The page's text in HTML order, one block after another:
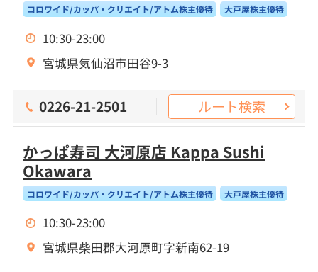
コロワイド/カッパ・クリエイト/アトム株主優待 大戸屋株主優待
10:30-23:00
宮城県気仙沼市田谷9-3
0226-21-2501 ルート検索
かっぱ寿司 大河原店 Kappa Sushi
Okawara
コロワイド/カッパ・クリエイト/アトム株主優待 大戸屋株主優待
10:30-23:00
宮城県柴田郡大河原町字新南62-19